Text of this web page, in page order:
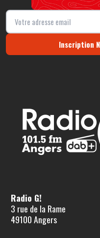
Inscription
Radio G!
3 rue de la Rame
49100 Angers